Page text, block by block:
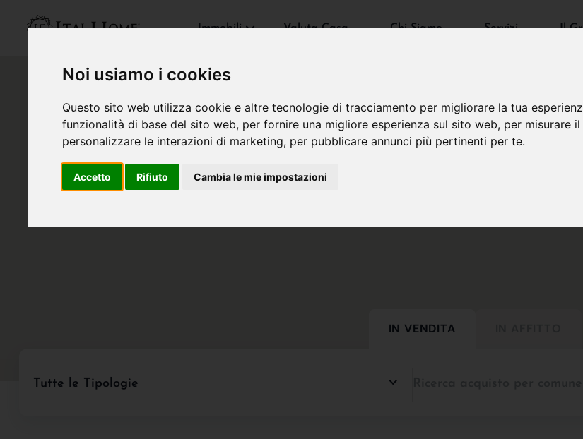
Noi usiamo i cookies
Questo sito web utilizza cookie e altre tecnologie di tracciamento per migliorare la tua
funzionalità di base del sito web, per fornire una migliore esperienza sul sito web, per misurare
personalizzare le interazioni di marketing, per pubblicare annunci più pertinenti per te.
Accetto Rifiuto Cambia le mie impostazioni
Immobili Valuta Casa Chi Siamo Servizi Il
IN VENDITA
Tutte le Tipologie